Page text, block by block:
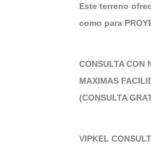
Este terreno
como para
CONSULTA CON
MAXIMAS
(CONSULTA
VIPKEL